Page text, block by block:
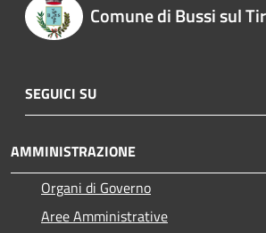
Comune di Bussi sul
SEGUICI SU
AMMINISTRAZIONE
Organi di Governo
Aree Amministrative